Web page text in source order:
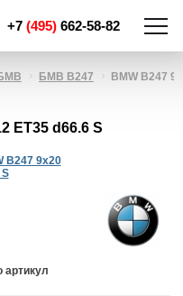
+7 (495) 662-58-82
БМВ B247 BMW B247
ET35 d66.6 S
артикул